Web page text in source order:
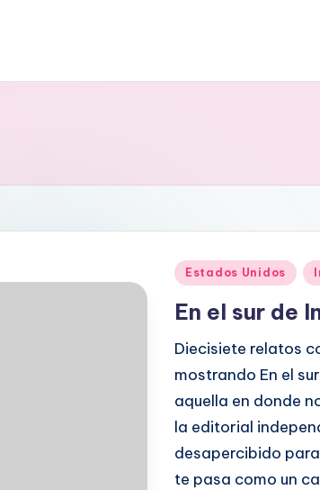
Publicado
Estados Unidos
En el sur de
Diecisiete relatos
mostrando En el
aquella en donde
la editorial
desapercibido
te pasa como un